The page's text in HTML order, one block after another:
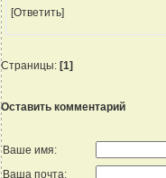
[Ответить]
Страницы: [1]
Оставить комментарий
Ваше имя:
Ваша почта: